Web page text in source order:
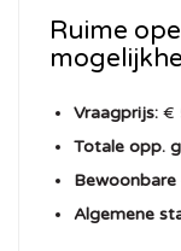
Ruime
Vraagprijs: €
Totale opp.
Bewoonbare
Algemene